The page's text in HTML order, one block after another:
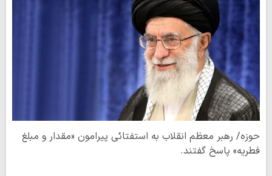
حوزه/ رهبر معظم انقلاب به استفتائی پیرامون «مقدار و مبلغ
فطریه» پاسخ گفتند.